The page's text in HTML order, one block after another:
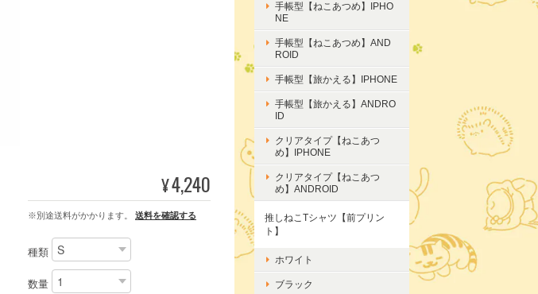
¥4,240
※別途送料がかかります。 送料を確認する
種類
数量
手帳型【ねこあつめ】IPHO
NE
手帳型【ねこあつめ】AND
ROID
手帳型【旅かえる】IPHONE
手帳型【旅かえる】ANDRO
ID
クリアタイプ【ねこあつ
め】IPHONE
クリアタイプ【ねこあつ
め】ANDROID
推しねこTシャツ【前プリン
ト】
ホワイト
ブラック